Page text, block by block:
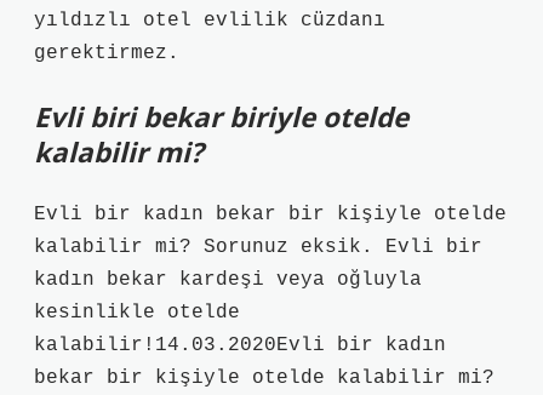
yıldızlı otel evlilik cüzdanı
gerektirmez.
Evli biri bekar biriyle otelde
kalabilir mi?
Evli bir kadın bekar bir kişiyle otelde
kalabilir mi? Sorunuz eksik. Evli bir
kadın bekar kardeşi veya oğluyla
kesinlikle otelde
kalabilir!14.03.2020Evli bir kadın
bekar bir kişiyle otelde kalabilir mi?